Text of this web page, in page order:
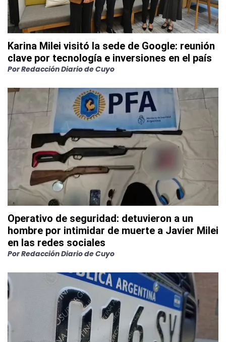
Karina Milei visitó la sede de Google: reunión
clave por tecnología e inversiones en el país
PorRedacción Diario de Cuyo
Operativo de seguridad: detuvieron a un
hombre por intimidar de muerte a Javier Milei
en las redes sociales
PorRedacción Diario de Cuyo